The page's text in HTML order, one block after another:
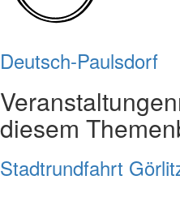
Deutsch-Paulsdorf
Veranstaltungen
diesem
Stadtrundfahrt